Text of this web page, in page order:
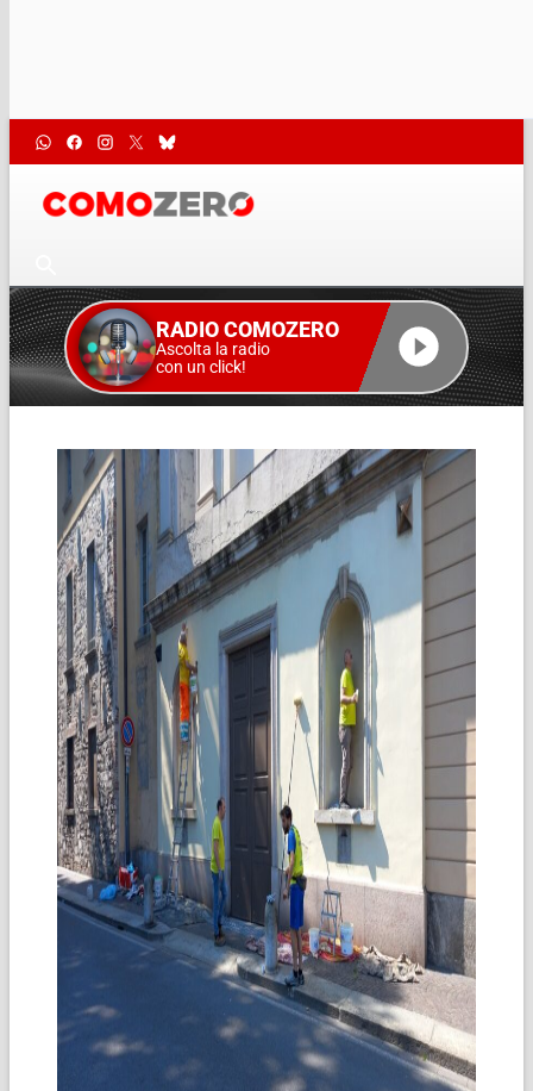
RADIO COMOZERO
Ascolta la radio
con un click!